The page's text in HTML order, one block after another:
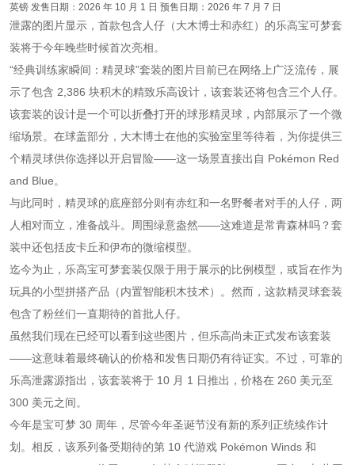
英镑 发售日期：2026 年 10 月 1 日 预售日期：2026 年 7 月 7 日
泄露的图片显示，首款包含人仔（大木博士和赤红）的乐高宝可梦套
装将于今年晚些时候首次亮相。
“经典训练家瞬间：精灵球”套装的图片目前已在网络上广泛流传，展
示了包含 2,386 块积木的精致乐高设计，该套装还将包含三个人仔。
该套装的设计是一个可以折叠打开的球形精灵球，内部展示了一个微
缩场景。在球盖部分，大木博士在他的实验室里等待着，为你提供三
个精灵球供你选择以开启冒险——这一场景直接出自 Pokémon Red
and Blue。
与此同时，精灵球的底座部分则有赤红和一名野餐者对手的人仔，两
人相对而立，准备战斗。周围绿意盎然——这难道是常青森林吗？套
装中还包括皮卡丘和伊布的微缩模型。
迄今为止，乐高宝可梦套装仅限于用于展示的比例模型，或旨在作为
玩具的小型拼搭产品（内置智能积木技术）。然而，这款精灵球套装
包含了粉丝们一直期待的首批人仔。
虽然我们现在已经可以看到这些图片，但乐高尚未正式发布该套装
——这意味着最终确认的价格和发售日期仍有待证实。不过，可靠的
乐高泄露源指出，该套装将于 10 月 1 日推出，价格在 260 美元至
300 美元之间。
今年是宝可梦 30 周年，尽管今年圣诞节没有新的系列正统续作计
划。相反，该系列备受期待的第 10 代游戏 Pokémon Winds 和